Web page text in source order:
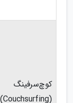
کوچ‌سرفینگ
(Couchsurfing)